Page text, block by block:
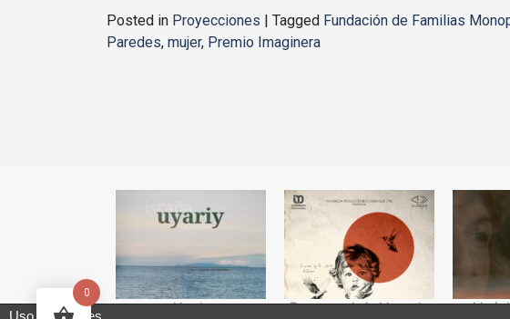
Posted in Proyecciones Tagged Fundación de Familias
Paredes, mujer, Premio Imaginera
Edges.
Uyariy
Desarmando la Memoria.
María
Uso de cookies
0